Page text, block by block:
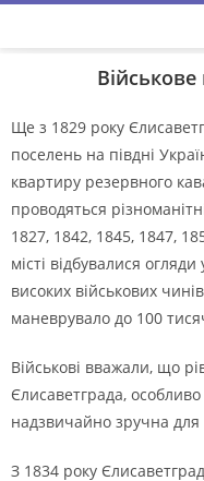
Військове
Ще з 1829 року
поселень на пiвднi
квартиру резервного
проводяться
1827, 1842, 1845, 1847,
мiстi вiдбувалися огляди
високих вiйськових
маневрувало до 100
Вiйськовi вважали, що
Єлисаветграда,
надзвичайно зручна
З 1834 року